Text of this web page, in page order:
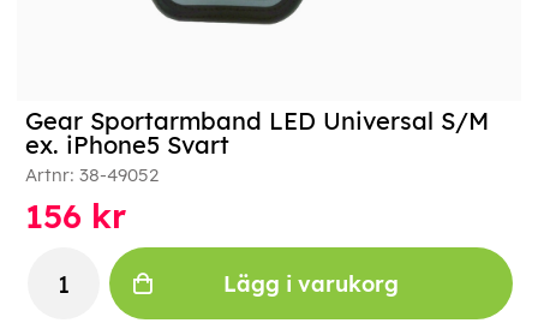
Gear Sportarmband LED Universal S/M
ex. iPhone5 Svart
Artnr: 38-49052
156 kr
Lägg i varukorg